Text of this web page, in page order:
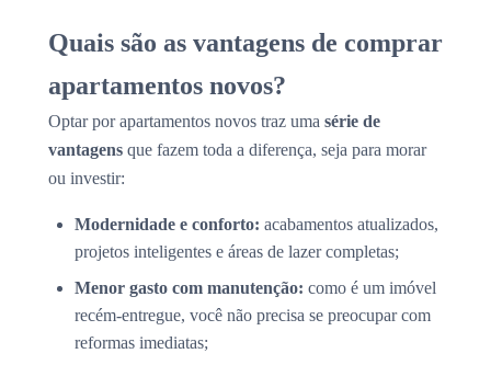
Quais são as vantagens de comprar
apartamentos novos?
Optar por apartamentos novos traz uma série de
vantagens que fazem toda a diferença, seja para morar
ou investir:
Modernidade e conforto: acabamentos atualizados,
projetos inteligentes e áreas de lazer completas;
Menor gasto com manutenção: como é um imóvel
recém-entregue, você não precisa se preocupar com
reformas imediatas;